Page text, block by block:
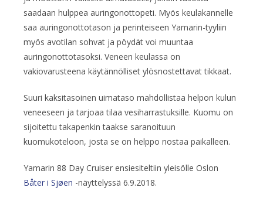
saadaan hulppea auringonottopeti. Myös keulakannelle
saa auringonottotason ja perinteiseen Yamarin-tyyliin
myös avotilan sohvat ja pöydät voi muuntaa
auringonottotasoksi. Veneen keulassa on
vakiovarusteena käytännölliset ylösnostettavat tikkaat.
Suuri kaksitasoinen uimataso mahdollistaa helpon kulun
veneeseen ja tarjoaa tilaa vesiharrastuksille. Kuomu on
sijoitettu takapenkin taakse saranoituun
kuomukoteloon, josta se on helppo nostaa paikalleen.
Yamarin 88 Day Cruiser ensiesiteltiin yleisölle Oslon
Båter i Sjøen -näyttelyssä 6.9.2018.